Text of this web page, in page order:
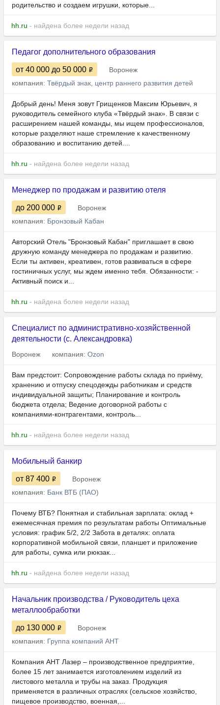
родительство и создаем игрушки, которые...
hh.ru - найдена более недели назад
Педагог дополнительного образования
от 40 000 до 50 000
Воронеж
компания: Твёрдый знак, центр раннего развития детей
Добрый день! Меня зовут Грищенков Максим Юрьевич, я
руководитель семейного клуба «Твёрдый знак». В связи с
расширением нашей команды, мы ищем профессионалов,
которые разделяют наше стремление к качественному
образованию и воспитанию детей....
hh.ru - найдена более недели назад
Менеджер по продажам и развитию отеля
до 200 000
Воронеж
компания: Бронзовый Кабан
Авторский Отель "Бронзовый Кабан" приглашает в свою
дружную команду менеджера по продажам и развитию.
Если ты активен, креативен, готов развиваться в сфере
гостиничных услуг, мы ждем именно тебя. Обязанности: -
Активный поиск и...
hh.ru - найдена более недели назад
Специалист по административно-хозяйственной
деятельности (с. Александровка)
Воронеж компания: Ozon
Вам предстоит: Сопровождение работы склада по приёму,
хранению и отпуску спецодежды работникам и средств
индивидуальной защиты; Планирование и контроль
бюджета отдела; Ведение договорной работы с
компаниями-контрагентами, контроль...
hh.ru - найдена более недели назад
Мобильный банкир
от 87 400
Воронеж
компания: Банк ВТБ (ПАО)
Почему ВТБ? Понятная и стабильная зарплата: оклад +
ежемесячная премия по результатам работы Оптимальные
условия: график 5/2, 2/2 Забота в деталях: оплата
корпоративной мобильной связи, планшет и приложение
для работы, сумка или рюкзак...
hh.ru - найдена более недели назад
Начальник производства / Руководитель цеха
металлообработки
до 130 000
Воронеж
компания: Группа компаний АНТ
Компания АНТ Лазер – производственное предприятие,
более 15 лет занимается изготовлением изделий из
листового металла и трубы на заказ. Продукция
применяется в различных отраслях (сельское хозяйство,
пищевое производство, военная,...